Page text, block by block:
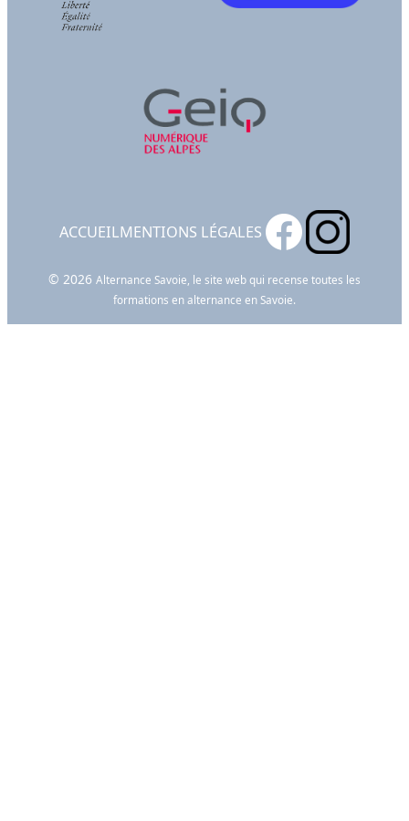
ACCUEILMENTIONS LÉGALES
© 2026 Alternance Savoie, le site web qui recense toutes les
formations en alternance en Savoie.